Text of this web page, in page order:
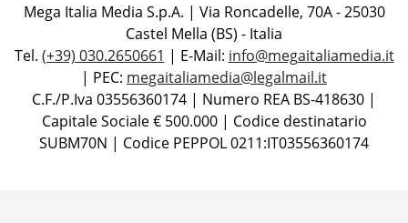
Mega Italia Media S.p.A. | Via Roncadelle, 70A - 25030
Castel Mella (BS) - Italia
Tel. (+39) 030.2650661 | E-Mail: info@megaitaliamedia.it
| PEC: megaitaliamedia@legalmail.it
C.F./P.Iva 03556360174 | Numero REA BS-418630 |
Capitale Sociale € 500.000 | Codice destinatario
SUBM70N | Codice PEPPOL 0211:IT03556360174